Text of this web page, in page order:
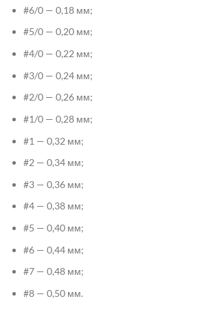
#6/0 — 0,18 мм;
#5/0 — 0,20 мм;
#4/0 — 0,22 мм;
#3/0 — 0,24 мм;
#2/0 — 0,26 мм;
#1/0 — 0,28 мм;
#1 — 0,32 мм;
#2 — 0,34 мм;
#3 — 0,36 мм;
#4 — 0,38 мм;
#5 — 0,40 мм;
#6 — 0,44 мм;
#7 — 0,48 мм;
#8 — 0,50 мм.